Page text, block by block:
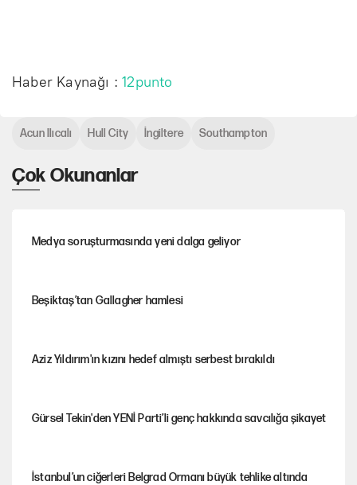
Haber Kaynağı :12punto
Çok Okunanlar
Medya soruşturmasında yeni dalga geliyor
Beşiktaş’tan Gallagher hamlesi
Aziz Yıldırım'ın kızını hedef almıştı serbest bırakıldı
Gürsel Tekin'den YENİ Parti’li genç hakkında savcılığa şikayet
İstanbul’un ciğerleri Belgrad Ormanı büyük tehlike altında
Acun Ilıcalı Hull City İngiltere Southampton